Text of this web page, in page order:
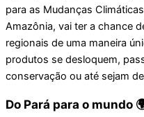
para as Mudanças
Amazônia, vai ter a chance
regionais de uma maneira
produtos se desloquem,
conservação ou até sejam
Do Pará para o mundo